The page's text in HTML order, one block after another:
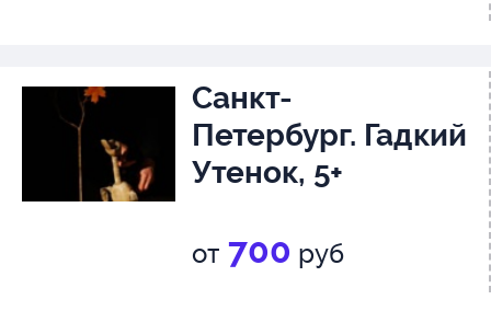
Санкт-
Петербург. Гадкий
Утенок, 5+
от 700 руб